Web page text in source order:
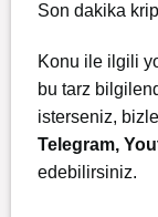
Son dakika
Konu ile ilgili
bu tarz
isterseniz,
Telegram,
edebilirsiniz.